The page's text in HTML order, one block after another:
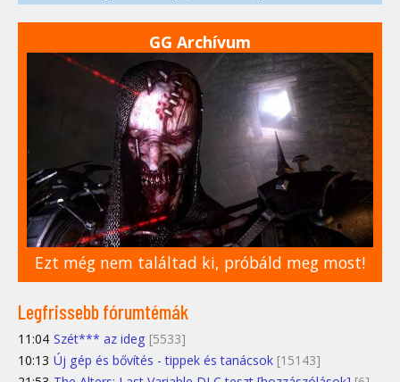
GG Archívum
Ezt még nem találtad ki, próbáld meg most!
Legfrissebb fórumtémák
11:04 Szét*** az ideg [5533]
10:13 Új gép és bővítés - tippek és tanácsok [15143]